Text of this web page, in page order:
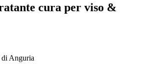
cura per viso &
Anguria